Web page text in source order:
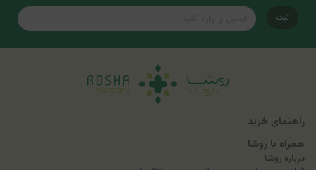
ثبت
راهنمای خرید
همراه با روشا
درباره روشا